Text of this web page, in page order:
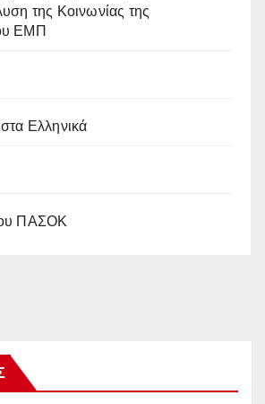
της Κοινωνίας της
ΕΜΠ
Ελληνικά
ΠΑΣΟΚ